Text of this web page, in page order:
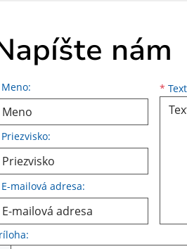
nám
Meno:
Priezvisko:
E-mailová adresa:
mailová adresa *